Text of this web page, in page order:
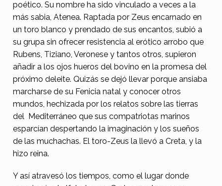
l
r
a
p
t
o
d
e
E
u
r
poético. Su nombre ha sido vinculado a veces a la
más sabia, Atenea. Raptada por Zeus encarnado en
un toro blanco y prendado de sus encantos, subió a
su grupa sin ofrecer resistencia al erótico arrobo que
Rubens, Tiziano, Veronese y tantos otros, supieron
añadir a los ojos hueros del bovino en la promesa del
próximo deleite. Quizás se dejó llevar porque ansiaba
marcharse de su Fenicia natal y conocer otros
mundos, hechizada por los relatos sobre las tierras
del Mediterráneo que sus compatriotas marinos
esparcían despertando la imaginación y los sueños
de las muchachas. El toro-Zeus la llevó a Creta, y la
hizo reina.
Y así atravesó los tiempos, como el lugar donde